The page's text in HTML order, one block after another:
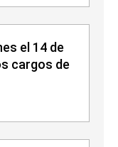
el 14 de
cargos de